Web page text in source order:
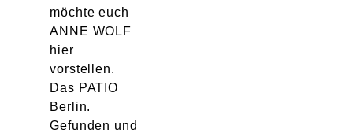
möchte euch
ANNE WOLF
hier
vorstellen.
Das PATIO
Berlin.
Gefunden und